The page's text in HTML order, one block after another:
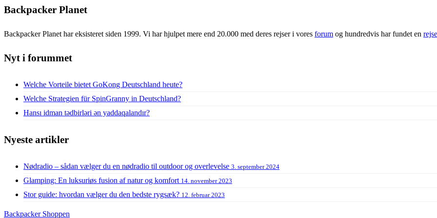
Backpacker Planet
Backpacker Planet har eksisteret siden 1999. Vi har hjulpet mere end 20.000 med deres rejser i vores forum og hundredvis har fundet en
Nyt i forummet
Welche Vorteile bietet GoKong Deutschland heute?
Welche Strategien für SpinGranny in Deutschland?
Hansı idman tədbirləri ən yaddaqalandır?
Nyeste artikler
Nødradio – sådan vælger du en nødradio til outdoor og overlevelse 3. september 2024
Glamping: En luksuriøs fusion af natur og komfort 14. november 2023
Stor guide: hvordan vælger du den bedste rygsæk? 12. februar 2023
Backpacker Shoppen